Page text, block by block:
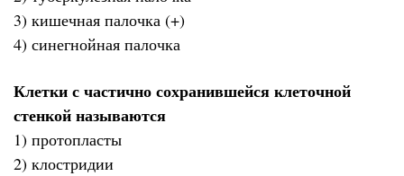
3) кишечная палочка (+)
4) синегнойная палочка
Клетки с частично сохранившейся клеточной
стенкой называются
1) протопласты
2) клостридии